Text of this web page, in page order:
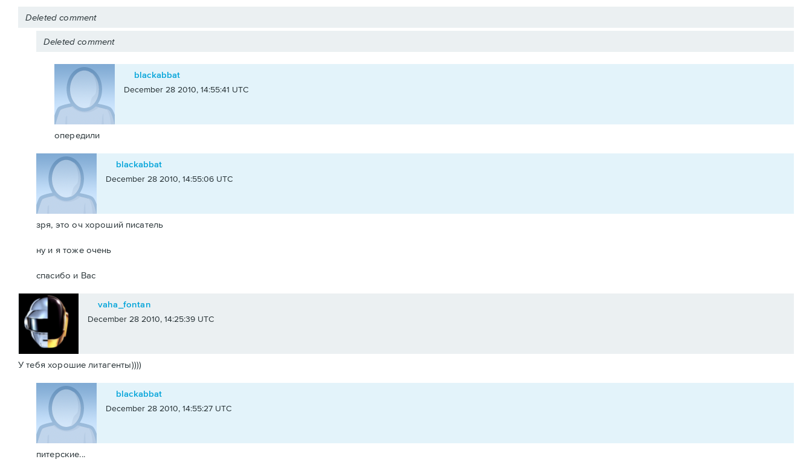
Deleted comment
Deleted comment
blackabbat
December 28 2010, 14:55:41 UTC
опередили
blackabbat
December 28 2010, 14:55:06 UTC
зря, это оч хороший писатель
ну и я тоже очень
спасибо и Вас
vaha_fontan
December 28 2010, 14:25:39 UTC
У тебя хорошие литагенты))))
blackabbat
December 28 2010, 14:55:27 UTC
питерские...